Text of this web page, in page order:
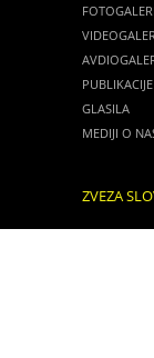
PUBLIKACIJE
GLASILA
MEDIJI O
ZVEZA